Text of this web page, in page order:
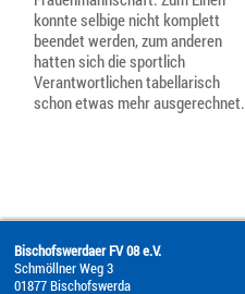
konnte selbige nicht komplett
beendet werden, zum anderen
hatten sich die sportlich
Verantwortlichen tabellarisch
schon etwas mehr ausgerechnet.
Bischofswerdaer FV 08 e.V.
Schmöllner Weg 3
01877 Bischofswerda